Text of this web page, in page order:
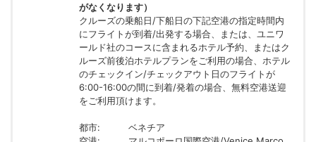
がなくなります）
クルーズの乗船日/下船日の下記空港の指定時間内
にフライトが到着/出発する場合、または、ユニワ
ールド社のコースに含まれるホテル予約、またはク
ルーズ前後泊ホテルプランをご利用の場合、ホテル
のチェックイン/チェックアウト日のフライトが
6:00-16:00の間に到着/発着の場合、無料空港送迎
をご利用頂けます。
都市:
ベネチア